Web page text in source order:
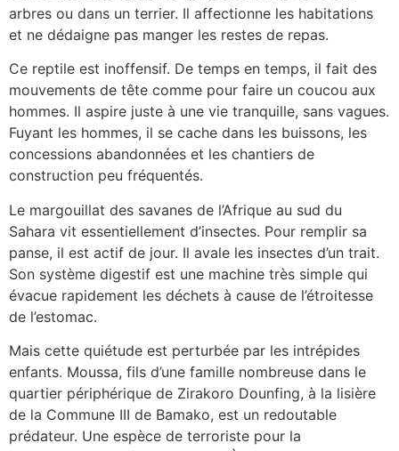
arbres ou dans un terrier. Il affectionne les habitations
et ne dédaigne pas manger les restes de repas.
Ce reptile est inoffensif. De temps en temps, il fait des
mouvements de tête comme pour faire un coucou aux
hommes. Il aspire juste à une vie tranquille, sans vagues.
Fuyant les hommes, il se cache dans les buissons, les
concessions abandonnées et les chantiers de
construction peu fréquentés.
Le margouillat des savanes de l’Afrique au sud du
Sahara vit essentiellement d’insectes. Pour remplir sa
panse, il est actif de jour. Il avale les insectes d’un trait.
Son système digestif est une machine très simple qui
évacue rapidement les déchets à cause de l’étroitesse
de l’estomac.
Mais cette quiétude est perturbée par les intrépides
enfants. Moussa, fils d’une famille nombreuse dans le
quartier périphérique de Zirakoro Dounfing, à la lisière
de la Commune III de Bamako, est un redoutable
prédateur. Une espèce de terroriste pour la